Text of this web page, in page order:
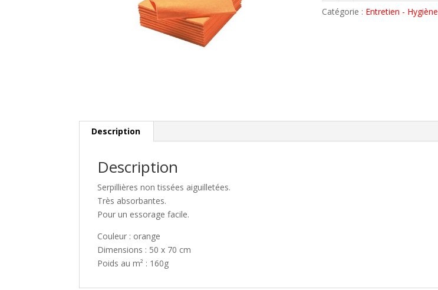
Catégorie : Entretien - Hygiène
Description
Description
Serpillières non tissées aiguilletées.
Très absorbantes.
Pour un essorage facile.
Couleur : orange
Dimensions : 50 x 70 cm
Poids au m² : 160g